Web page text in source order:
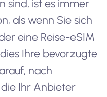
sind, ist es immer
als wenn Sie sich
eine Reise-eSIM
Ihre bevorzugte
nach
Ihr Anbieter